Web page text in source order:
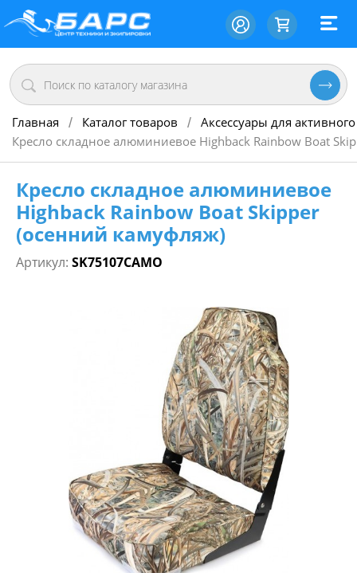
Главная / Каталог товаров / Аксессуары для
Кресло складное алюминиевое Highback Rainbow Boat
Кресло складное алюминиевое
Highback Rainbow Boat Skipper
(осенний камуфляж)
Артикул: SK75107CAMO